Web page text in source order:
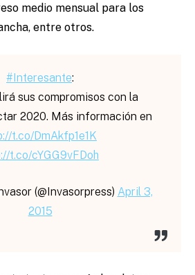
medio mensual para los
entre otros.
#Interesante:
sus compromisos con la
2020. Más información en
t.co/DmAkfp1e1K
t.co/cYGG9vFDoh
(@Invasorpress) April 3,
2015